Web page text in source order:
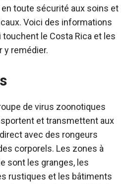
toute sécurité aux soins et
Voici des informations
le Costa Rica et les
y remédier.
de virus zoonotiques
et transmettent aux
avec des rongeurs
corporels. Les zones à
sont les granges, les
rustiques et les bâtiments